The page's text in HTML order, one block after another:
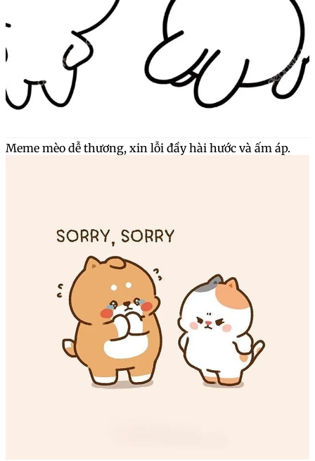
Meme mèo dễ thương, xin lỗi đầy hài hước và ấm áp.